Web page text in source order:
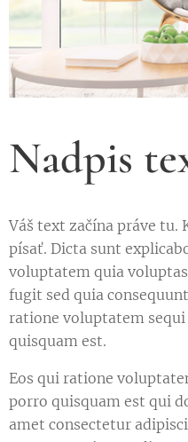
Nadpis
Váš text začína práve tu.
písať. Dicta sunt
voluptatem quia
fugit sed quia
ratione voluptatem
quisquam est.
Eos qui ratione
porro quisquam est qui
amet consectetur